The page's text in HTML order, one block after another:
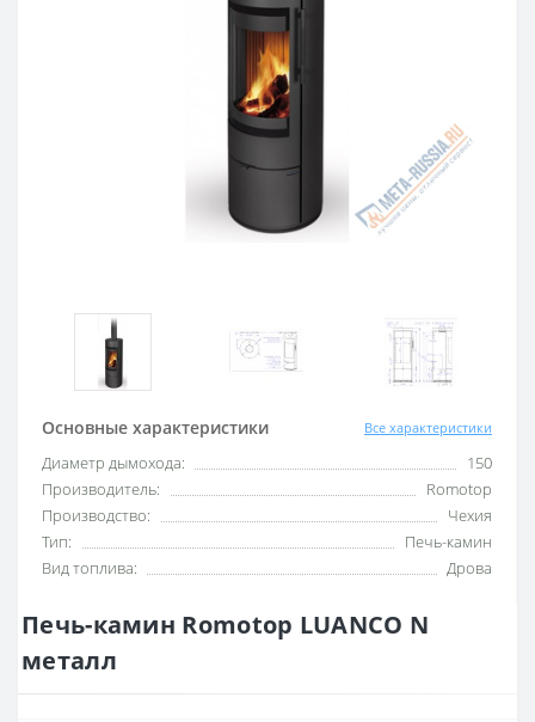
Основные характеристики Все характеристики
Диаметр дымохода:
150
Производитель:
Romotop
Производство:
Чехия
Тип:
Печь-камин
Вид топлива:
Дрова
Печь-камин Romotop LUANCO N
металл